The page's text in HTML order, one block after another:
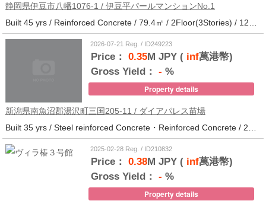
静岡県伊豆市八幡1076-1 / 伊豆平パールマンションNo.1
2026-07-21 Reg. / ID249223
Price： 0.35M JPY (inf萬港幣)
Gross Yield： - %
Property details
新潟県南魚沼郡湯沢町三国205-11 / ダイアパレス苗場
2025-02-28 Reg. / ID210832
Price： 0.38M JPY (inf萬港幣)
Gross Yield： - %
Property details